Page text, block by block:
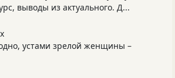
выводы из актуального. Д...
устами зрелой женщины –